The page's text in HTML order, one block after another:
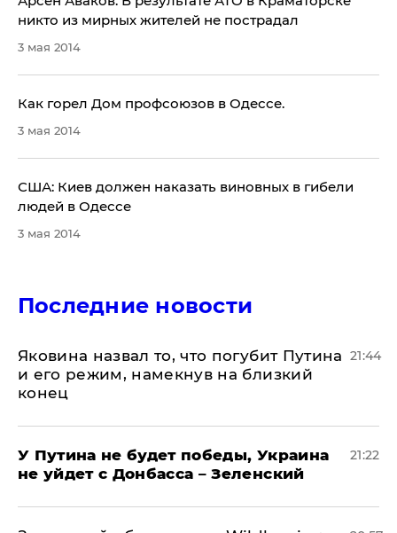
никто из мирных жителей не пострадал
3 мая 2014
Как горел Дом профсоюзов в Одессе.
3 мая 2014
США: Киев должен наказать виновных в гибели
людей в Одессе
3 мая 2014
Последние новости
Яковина назвал то, что погубит Путина
и его режим, намекнув на близкий
конец
21:44
У Путина не будет победы, Украина
не уйдет с Донбасса – Зеленский
21:22